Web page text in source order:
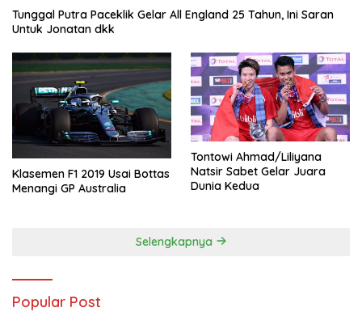
Tunggal Putra Paceklik Gelar All England 25 Tahun, Ini Saran
Untuk Jonatan dkk
Klasemen F1 2019 Usai Bottas
Menangi GP Australia
Tontowi Ahmad/Liliyana
Natsir Sabet Gelar Juara
Dunia Kedua
Selengkapnya
Popular Post